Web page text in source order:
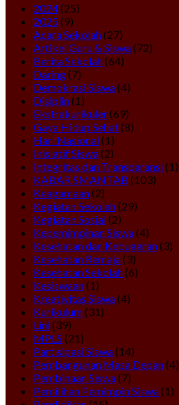
2024(25)
2025(9)
Acara Sekolah(27)
Artikel Guru & Siswa(72)
Berita Sekolah(64)
Daring(7)
Demokrasi Siswa(4)
Disiplin(1)
Ekstrakurikuler(69)
Gaya Hidup Sehat(8)
Hari Nasional(1)
Inisiatif Siswa(2)
Integritas dan Transparansi(1)
KABAR SMANTAB (103)
Keagamaan(2)
Kegiatan Sekolah(29)
Kegiatan Sosial(2)
Kepemimpinan Siswa(4)
Kesehatan dan Kebugaran(3)
Kesehatan Remaja(3)
Kesehatan Sekolah(6)
Kesiswaan(1)
Kreativitas Siswa(4)
Kurikulum(31)
Lini(39)
MPLS (21)
Partisipasi Siswa(14)
Pembangunan Masa Depan(4)
Pembinaan Siswa(7)
Pemilihan Pemimpin Siswa(1)